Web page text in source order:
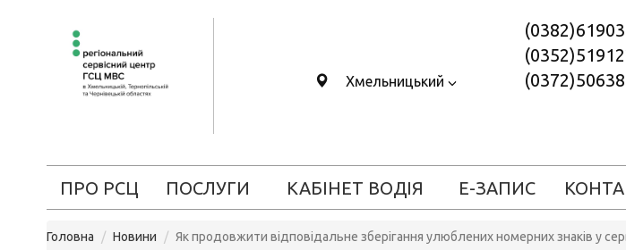
Хмельницький
ПРО РСЦ ПОСЛУГИ КАБІНЕТ ВОДІЯ Е-ЗАПИС
Головна Новини Як продовжити відповідальне зберігання улюблених номерних знаків у